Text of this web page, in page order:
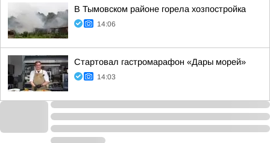
В Тымовском районе горела хозпостройка
14:06
Стартовал гастромарафон «Дары морей»
14:03